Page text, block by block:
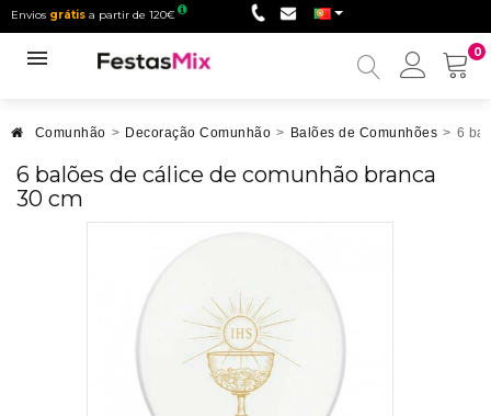
Envios grátis a partir de 120€
0
Minha
Comunhão > Decoração Comunhão > Balões de Comunhões > 6
6 balões de cálice de comunhão branca
30 cm